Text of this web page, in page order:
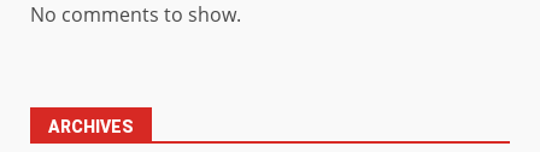
No comments to show.
ARCHIVES